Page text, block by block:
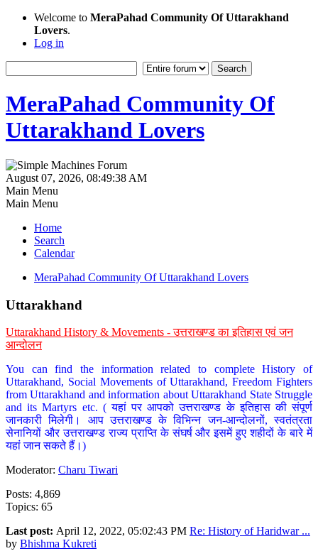
Welcome to MeraPahad Community Of Uttarakhand
Lovers.
Log in
MeraPahad Community Of
Uttarakhand Lovers
August 07, 2026, 08:49:38 AM
Main Menu
Main Menu
Home
Search
Calendar
MeraPahad Community Of Uttarakhand Lovers
Uttarakhand
Uttarakhand History & Movements - उत्तराखण्ड का इतिहास एवं जन
आन्दोलन
You can find the information related to complete History of
Uttarakhand, Social Movements of Uttarakhand, Freedom Fighters
from Uttarakhand and information about Uttarakhand State Struggle
and its Martyrs etc. ( यहां पर आपको उत्तराखण्ड के इतिहास की संपूर्ण
जानकारी मिलेगी। आप उत्तराखण्ड के विभिन्न जन-आन्दोलनों, स्वतंत्रता
सेनानियों और उत्तराखण्ड राज्य प्राप्ति के संघर्ष और इसमें हुए शहीदों के बारे में
यहां जान सकते हैं।)
Moderator: Charu Tiwari
Posts: 4,869
Topics: 65
Last post: April 12, 2022, 05:02:43 PM Re: History of Haridwar ...
by Bhishma Kukreti